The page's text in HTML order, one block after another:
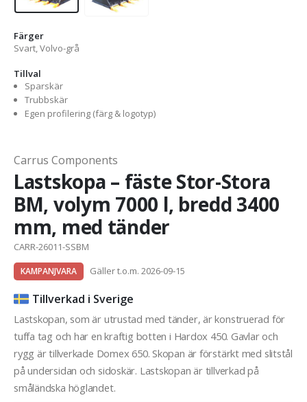
Färger
Svart, Volvo-grå
Tillval
Sparskär
Trubbskär
Egen profilering (färg & logotyp)
Carrus Components
Lastskopa – fäste Stor-Stora
BM, volym 7000 l, bredd 3400
mm, med tänder
CARR-26011-SSBM
KAMPANJVARA Gäller t.o.m. 2026-09-15
Tillverkad i Sverige
Lastskopan, som är utrustad med tänder, är konstruerad för
tuffa tag och har en kraftig botten i Hardox 450. Gavlar och
rygg är tillverkade Domex 650. Skopan är förstärkt med slitstål
på undersidan och sidoskär. Lastskopan är tillverkad på
småländska höglandet.